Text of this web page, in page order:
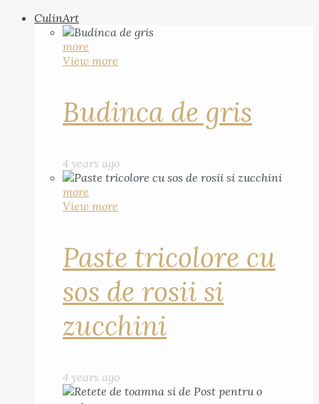
CulinArt
more
View more
Budinca de gris
4 years ago
more
View more
Paste tricolore cu
sos de rosii si
zucchini
4 years ago